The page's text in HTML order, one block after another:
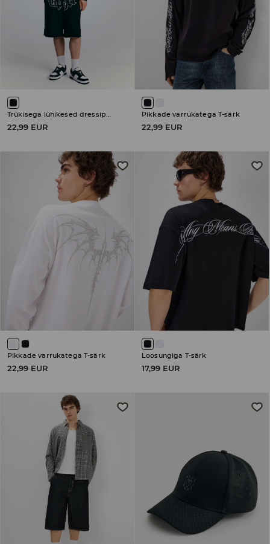
Trükisega lühikesed dressipüksid
22,99 EUR
Pikkade varrukatega T-särk
22,99 EUR
Pikkade varrukatega T-särk
22,99 EUR
Loosungiga T-särk
17,99 EUR